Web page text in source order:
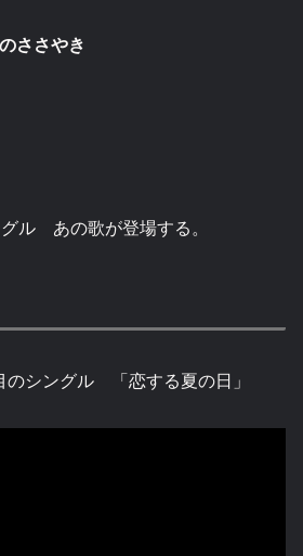
ささやき
ル あの歌が登場する。
シングル 「恋する夏の日」